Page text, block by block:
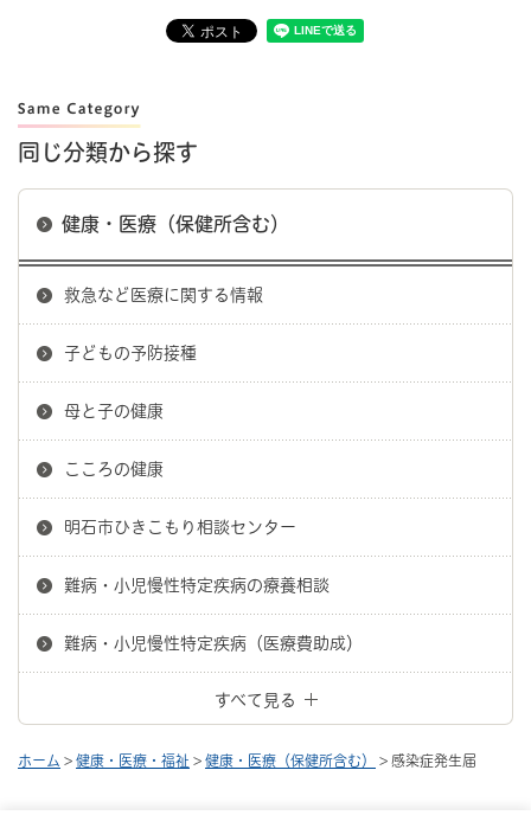
同じ分類から探す
健康・医療（保健所含む）
救急など医療に関する情報
子どもの予防接種
母と子の健康
こころの健康
明石市ひきこもり相談センター
難病・小児慢性特定疾病の療養相談
難病・小児慢性特定疾病（医療費助成）
すべて見る
ホーム > 健康・医療・福祉 > 健康・医療（保健所含む） > 感染症発生届